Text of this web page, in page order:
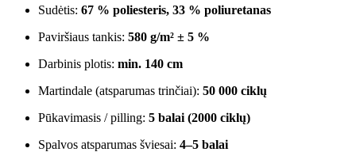
Sudėtis: 67 % poliesteris, 33 % poliuretanas
Paviršiaus tankis: 580 g/m² ± 5 %
Darbinis plotis: min. 140 cm
Martindale (atsparumas trinčiai): 50 000 ciklų
Pūkavimasis / pilling: 5 balai (2000 ciklų)
Spalvos atsparumas šviesai: 4–5 balai